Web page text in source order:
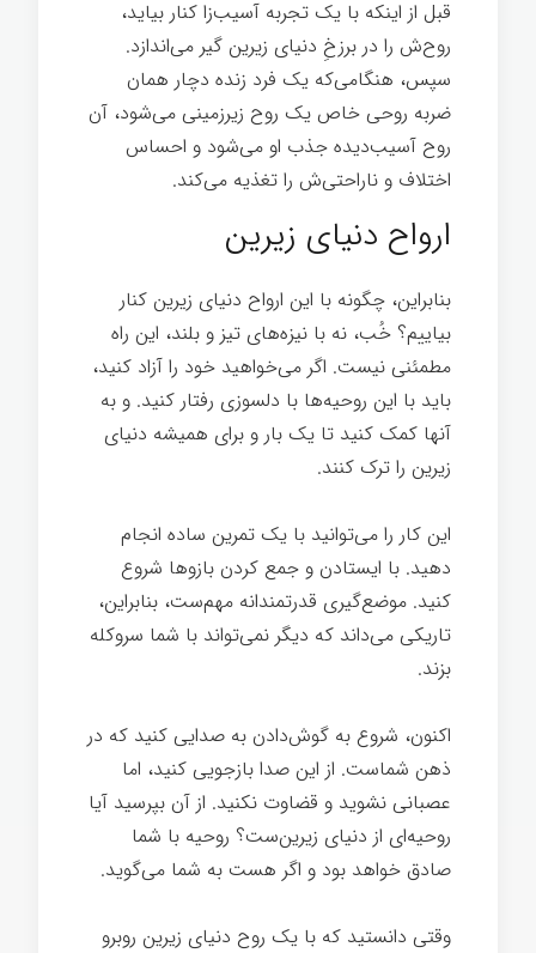
قبل از اینکه با یک تجربه آسیب‌زا کنار بیاید،
روح‌ش را در برزخِ دنیای زیرین گیر می‌اندازد.
سپس، هنگامی‌که یک فرد زنده دچار همان
ضربه روحی خاص یک روح زیرزمینی می‌‌شود، آن
روح آسیب‌دیده جذب او می‌شود و احساس
اختلاف و ناراحتی‌ش را تغذیه می‌کند.
ارواح دنیای زیرین
بنابراین، چگونه با این ارواح دنیای زیرین کنار
بیاییم؟ خُب، نه با نیزه‌های تیز و بلند، این راه
مطمئنی نیست. اگر می‌خواهید خود را آزاد کنید،
باید با این روحیه‌ها با دلسوزی رفتار کنید. و به
آنها کمک کنید تا یک بار و برای همیشه دنیای
زیرین را ترک کنند.
این کار را می‌توانید با یک تمرین ساده انجام
دهید. با ایستادن و جمع کردن بازوها شروع
کنید. موضع‌گیری قدرتمندانه مهم‌ست، بنابراین،
تاریکی می‌داند که دیگر نمی‌تواند با شما سروکله
بزند.
اکنون، شروع به گوش‌دادن به صدایی کنید که در
ذهن شماست. از این صدا بازجویی کنید، اما
عصبانی نشوید و قضاوت نکنید. از آن بپرسید آیا
روحیه‌ای از دنیای زیرین‌ست؟ روحیه با شما
صادق خواهد بود و اگر هست به شما می‌گوید.
وقتی دانستید که با یک روح دنیای زیرین روبرو